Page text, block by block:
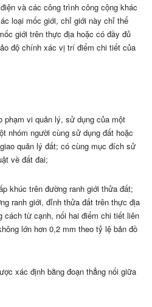
và các công trình công cộng khác
loại mốc giới, chỉ giới này chỉ thể
giới trên thực địa hoặc có đầy đủ
độ chính xác vị trí điểm chi tiết của
phạm vi quản lý, sử dụng của một
nhóm người cùng sử dụng đất hoặc
quản lý đất; có cùng mục đích sử
về đất đai;
khúc trên đường ranh giới thửa đất;
ranh giới, đỉnh thửa đất trên thực địa
cách từ cạnh, nối hai điểm chi tiết liên
lớn hơn 0,2 mm theo tỷ lệ bản đồ
xác định bằng đoạn thẳng nối giữa